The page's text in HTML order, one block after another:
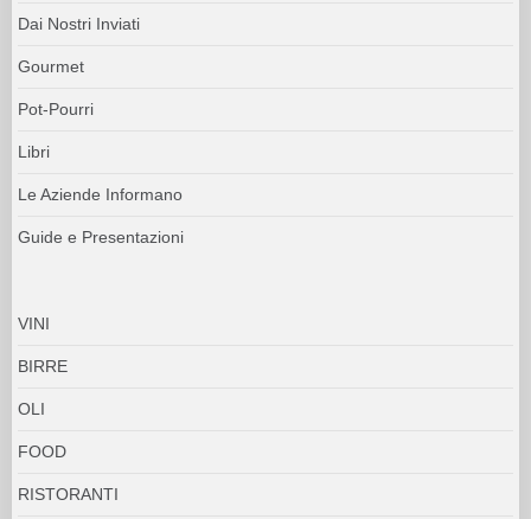
Dai Nostri Inviati
Gourmet
Pot-Pourri
Libri
Le Aziende Informano
Guide e Presentazioni
VINI
BIRRE
OLI
FOOD
RISTORANTI